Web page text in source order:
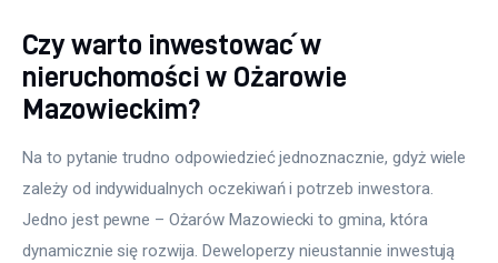
Czy warto inwestować w
nieruchomości w Ożarowie
Mazowieckim?
Na to pytanie trudno odpowiedzieć jednoznacznie, gdyż wiele
zależy od indywidualnych oczekiwań i potrzeb inwestora.
Jedno jest pewne – Ożarów Mazowiecki to gmina, która
dynamicznie się rozwija. Deweloperzy nieustannie inwestują